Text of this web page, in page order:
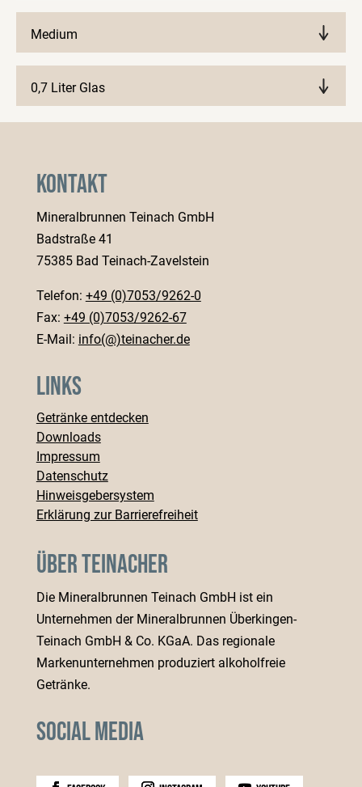
Medium
0,7 Liter Glas
Kontakt
Mineralbrunnen Teinach GmbH
Badstraße 41
75385 Bad Teinach-Zavelstein
Telefon: +49 (0)7053/9262-0
Fax: +49 (0)7053/9262-67
E-Mail: info(@)teinacher.de
Links
Getränke entdecken
Downloads
Impressum
Datenschutz
Hinweisgebersystem
Erklärung zur Barrierefreiheit
Über Teinacher
Die Mineralbrunnen Teinach GmbH ist ein
Unternehmen der Mineralbrunnen Überkingen-
Teinach GmbH & Co. KGaA. Das regionale
Markenunternehmen produziert alkoholfreie
Getränke.
Social Media